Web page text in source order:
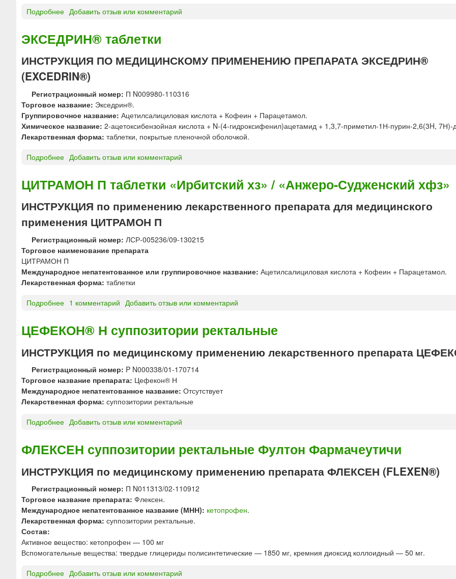
у
з
и
и
н
е
н
о
г
о
в
в
е
д
я
и
п
у
ч
и
с
у
п
п
о
и
т
о
р
и
к
а
ь
н
ы
е
Подробнее
Ф
Р
А
Г
А
Н
®
с
п
[
д
я
е
т
й
Добавить отзыв или комментарий
ЭКСЕДРИН® таблетки
ИНСТРУКЦИЯ ПО МЕДИЦИНСКОМУ ПРИМЕНЕНИЮ ПРЕПАРАТА ЭКСЕДРИН®
(EXCEDRIN®)
Регистрационный номер: П N009980-110316
Торговое название: Экседрин®.
Группировочное название: Ацетилсалициловая кислота + Кофеин + Парацетамол.
Химическое название: 2-ацетоксибензойная кислота + N-(4-гидроксифенил)ацетамид + 1,3,7-приметил-1Н-пурин-2,6(3H, 7Н)-
Лекарственная форма: таблетки, покрытые пленочной оболочкой.
Подробнее
С
Д
Р
Н
®
т
а
б
к
и
Добавить отзыв или комментарий
ЦИТРАМОН П таблетки «Ирбитский хз» / «Анжеро-Судженский хфз»
ИНСТРУКЦИЯ по применению лекарственного препарата для медицинского
применения ЦИТРАМОН П
Регистрационный номер: ЛСР-005236/09-130215
Торговое наименование препарата
ЦИТРАМОН П
Международное непатентованное или группировочное название: Ацетилсалициловая кислота + Кофеин + Парацетамол.
Лекарственная форма: таблетки
Подробнее
И
Т
А
М
О
Н
П
е
к
«
р
т
1 комментарий Добавить отзыв или комментарий
ЦЕФЕКОН® Н суппозитории ректальные
ИНСТРУКЦИЯ по медицинскому применению лекарственного препарата
Регистрационный номер: P N000338/01-170714
Торговое название препарата: Цефекон® Н
Международное непатентованное название: Отсутствует
Лекарственная форма: суппозитории ректальные
Подробнее
Е
Ф
К
О
Н
®
Н
у
п
Добавить отзыв или комментарий
ФЛЕКСЕН суппозитории ректальные Фултон Фармачеутичи
ИНСТРУКЦИЯ по медицинскому применению препарата ФЛЕКСЕН (FLEXEN®)
Регистрационный номер: П N011313/02-110912
Торговое название препарата: Флексен.
Международное непатентованное название (МНН): кетопрофен.
Лекарственная форма: суппозитории ректальные.
Состав:
Активное вещество: кетопрофен — 100 мг
Вспомогательные вещества: твердые глицериды полисинтетические — 1850 мг, кремния диоксид коллоидный — 50 мг.
Подробнее Добавить отзыв или комментарий